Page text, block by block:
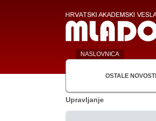
NASLOVNICA
OSTALE NOVOSTI
Upravljanje